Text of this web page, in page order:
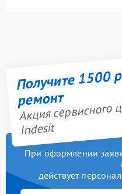
Получите 1500
ремонт
Акция сервисного
Indesit
При оформлении
действует